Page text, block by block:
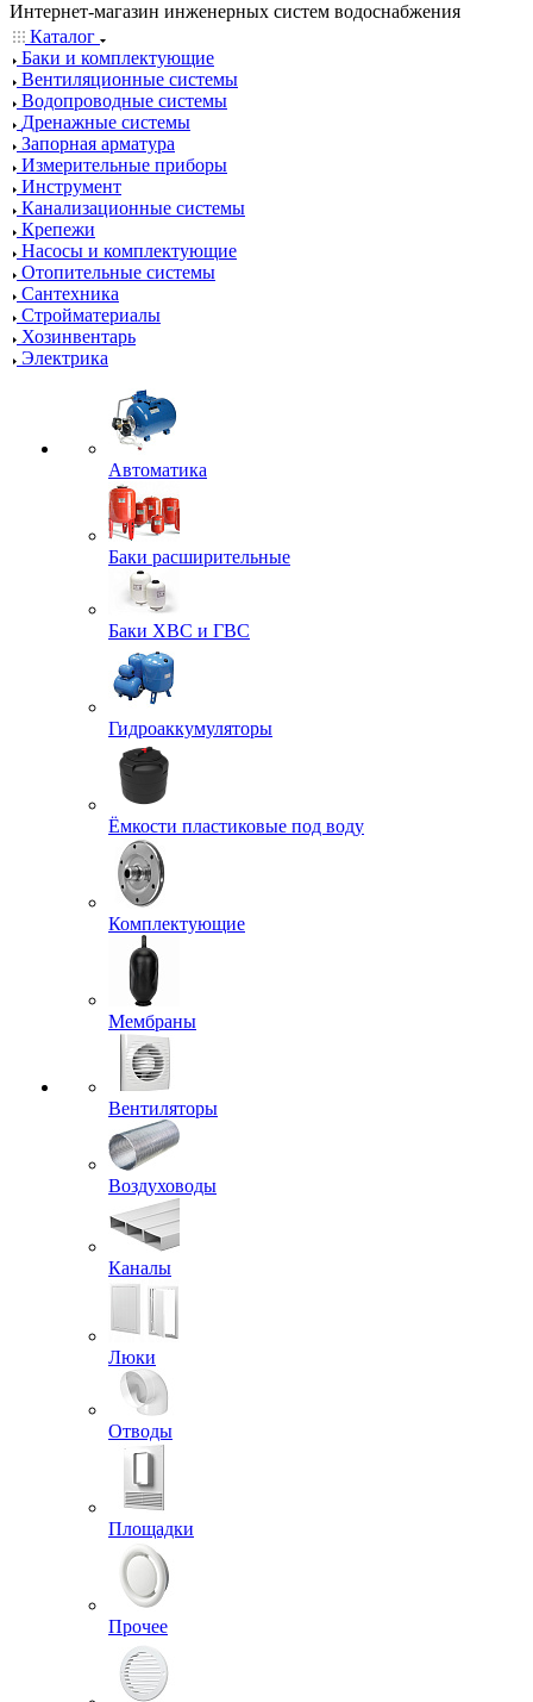
Интернет-магазин инженерных систем водоснабжения
Каталог
Баки и комплектующие
Вентиляционные системы
Водопроводные системы
Дренажные системы
Запорная арматура
Измерительные приборы
Инструмент
Канализационные системы
Крепежи
Насосы и комплектующие
Отопительные системы
Сантехника
Стройматериалы
Хозинвентарь
Электрика
Автоматика
Баки расширительные
Баки ХВС и ГВС
Гидроаккумуляторы
Ёмкости пластиковые под воду
Комплектующие
Мембраны
Вентиляторы
Воздуховоды
Каналы
Люки
Отводы
Площадки
Прочее